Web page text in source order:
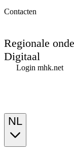
Contacten
Regionale
Digitaal
Login mhk.net
NL